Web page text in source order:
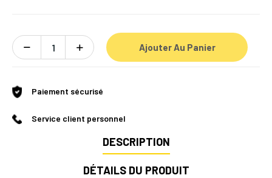
Ajouter Au Panier
Paiement sécurisé
Service client personnel
DESCRIPTION
DÉTAILS DU PRODUIT